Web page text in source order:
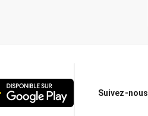
Suivez-nous